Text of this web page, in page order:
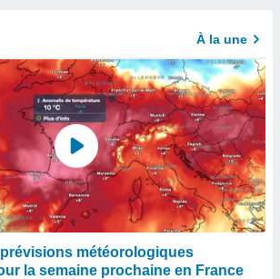
À la une
météorologiques
la semaine prochaine en France